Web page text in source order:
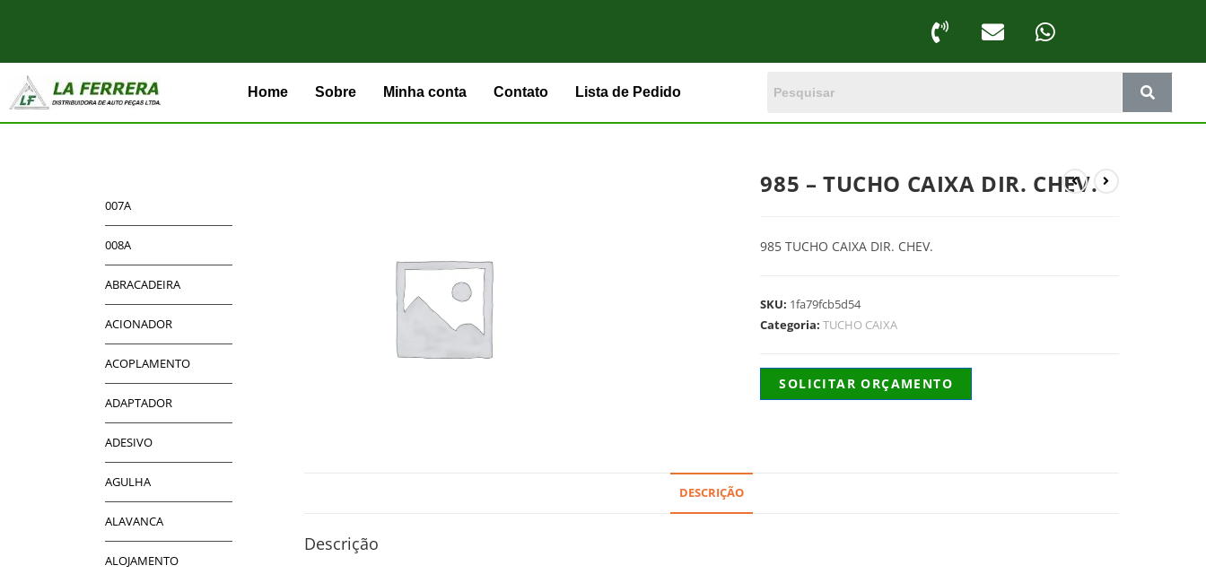
Home Sobre Minha conta Contato Lista de Pedido
985 – TUCHO CAIXA DIR. CHEV.
985 TUCHO CAIXA DIR. CHEV.
SKU: 1fa79fcb5d54
Categoria:TUCHO CAIXA
SOLICITAR ORÇAMENTO
DESCRIÇÃO
Descrição
007A
008A
ABRACADEIRA
ACIONADOR
ACOPLAMENTO
ADAPTADOR
ADESIVO
AGULHA
ALAVANCA
ALOJAMENTO